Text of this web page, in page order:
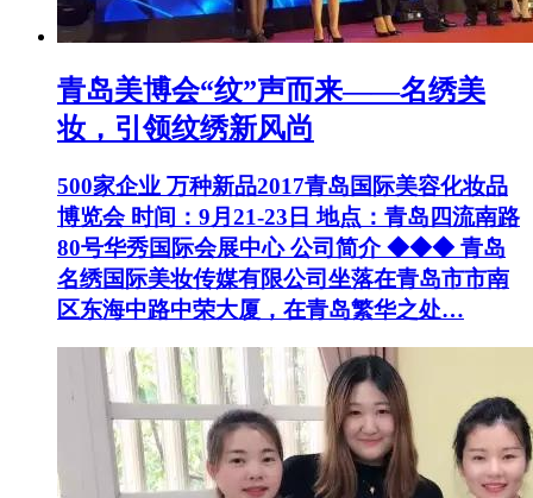
青岛美博会“纹”声而来——名绣美
妆，引领纹绣新风尚
500家企业 万种新品2017青岛国际美容化妆品
博览会 时间：9月21-23日 地点：青岛四流南路
80号华秀国际会展中心 公司简介 ◆◆◆ 青岛
名绣国际美妆传媒有限公司坐落在青岛市市南
区东海中路中荣大厦，在青岛繁华之处…